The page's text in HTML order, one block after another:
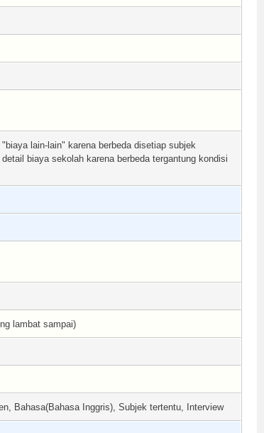
lain-lain" karena berbeda disetiap subjek
biaya sekolah karena berbeda tergantung kondisi
lambat sampai)
Bahasa(Bahasa Inggris), Subjek tertentu, Interview